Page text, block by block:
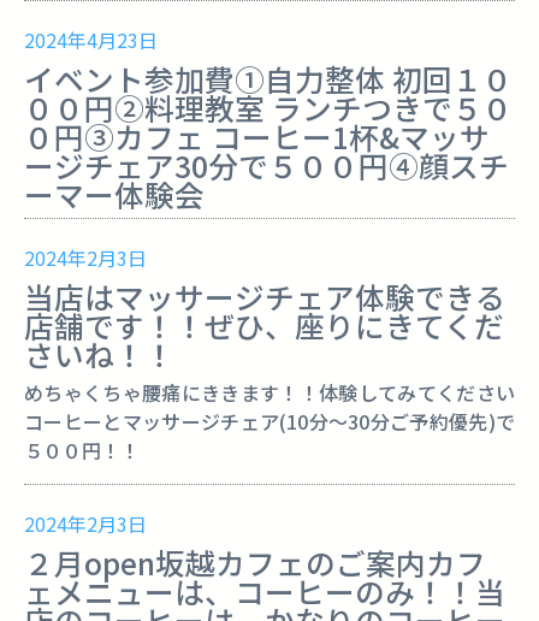
2024年4月23日
イベント参加費①自力整体 初回１０
００円②料理教室 ランチつきで５０
０円③カフェ コーヒー1杯&マッサ
ージチェア30分で５００円④顔スチ
ーマー体験会
2024年2月3日
当店はマッサージチェア体験できる
店舗です！！ぜひ、座りにきてくだ
さいね！！
めちゃくちゃ腰痛にききます！！体験してみてください
コーヒーとマッサージチェア(10分～30分ご予約優先)で
５００円！！
2024年2月3日
２月open坂越カフェのご案内カフ
ェメニューは、コーヒーのみ！！当